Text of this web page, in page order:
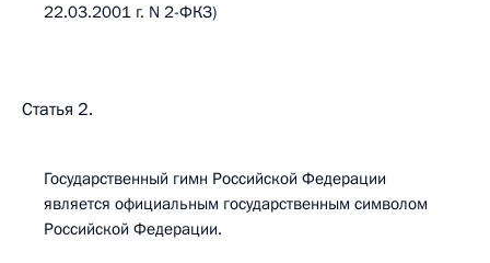
22.03.2001 г. N 2-ФКЗ)
Статья 2.
Государственный гимн Российской Федерации
является официальным государственным символом
Российской Федерации.